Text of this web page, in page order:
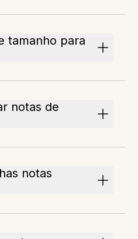
tamanho para
notas de
notas